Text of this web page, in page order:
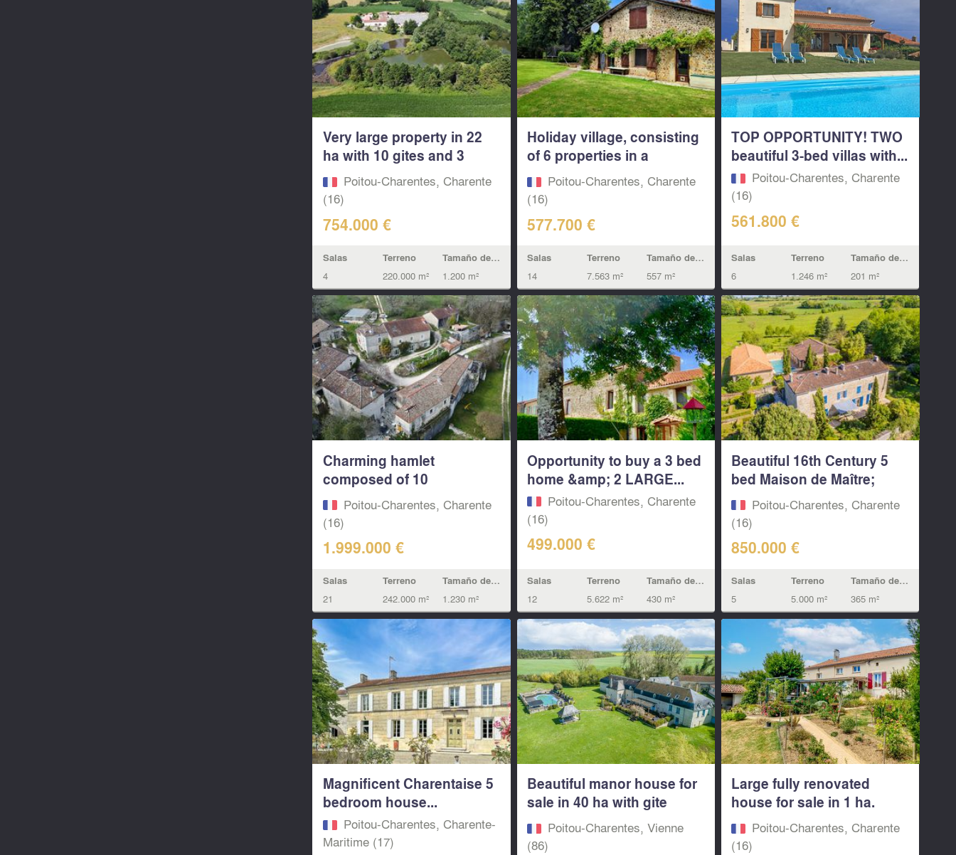
Very large property in 22
ha with 10 gites and 3
Lakes...Poitou-Charentes, Charente
(16)
754.000 €
Salas
4
Terreno
220.000 m²
Tamaño de la vivienda
1.200 m²
Holiday village, consisting
of 6 properties in a
beautiful...
Poitou-Charentes, Charente
(16)
577.700 €
Salas
14
Terreno
7.563 m²
Tamaño de la vivienda
557 m²
TOP OPPORTUNITY! TWO
beautiful 3-bed villas with...
Poitou-Charentes, Charente
(16)
561.800 €
Salas
6
Terreno
1.246 m²
Tamaño de la vivienda
201 m²
Charming hamlet
composed of 10
accommodations...
Poitou-Charentes, Charente
(16)
1.999.000 €
Salas
21
Terreno
242.000 m²
Tamaño de la vivienda
1.230 m²
Opportunity to buy a 3 bed
home &amp; 2 LARGE...
Poitou-Charentes, Charente
(16)
499.000 €
Salas
12
Terreno
5.622 m²
Tamaño de la vivienda
430 m²
Beautiful 16th Century 5
bed Maison de Maître;
quiet...Poitou-Charentes, Charente
(16)
850.000 €
Salas
5
Terreno
5.000 m²
Tamaño de la vivienda
365 m²
Magnificent Charentaise 5
bedroom house...
Poitou-Charentes, Charente-
Maritime (17)
Beautiful manor house for
sale in 40 ha with gite
and...Poitou-Charentes, Vienne
(86)
Large fully renovated
house for sale in 1 ha.
Charente
Poitou-Charentes, Charente
(16)